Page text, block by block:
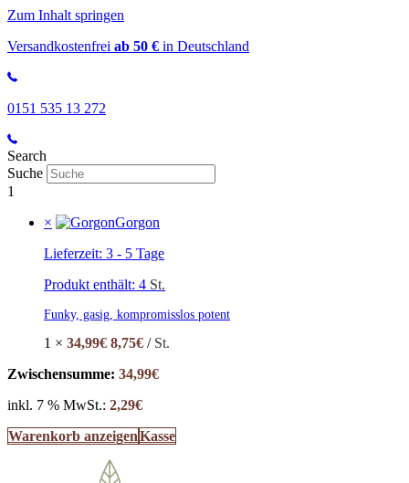
Zum Inhalt springen
Versandkostenfrei ab 50 € in Deutschland
0151 535 13 272
Search
Suche
1
×
Gorgon
Lieferzeit: 3 - 5 Tage
Produkt enthält: 4 St.
Funky, gasig, kompromisslos potent
1 × 34,99€ 8,75€ / St.
Zwischensumme: 34,99€
inkl. 7 % MwSt.: 2,29€
Warenkorb anzeigenKasse